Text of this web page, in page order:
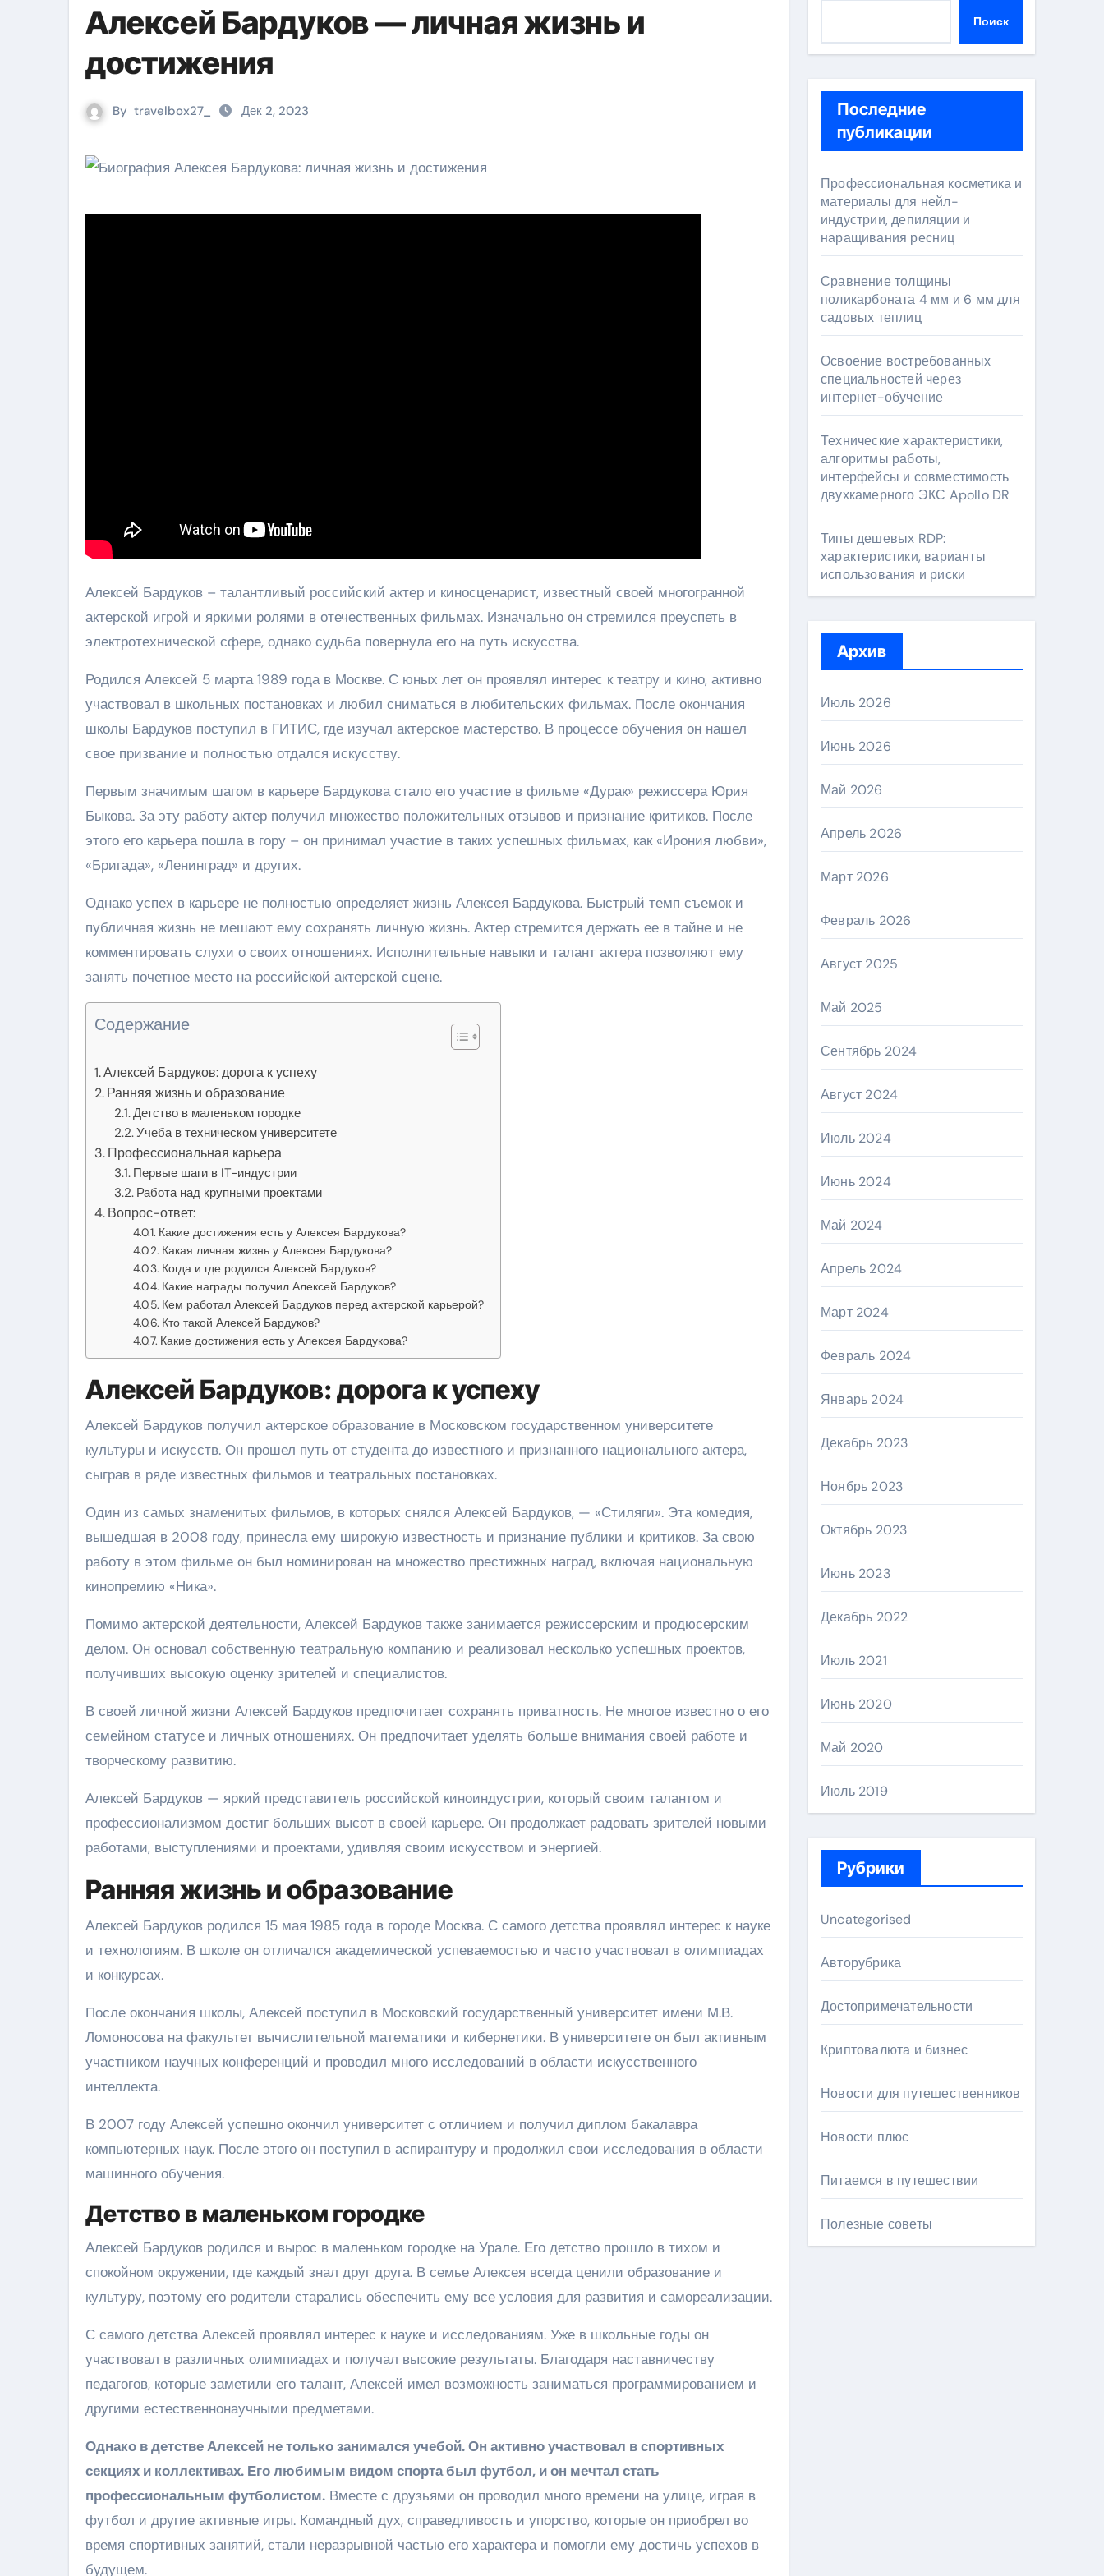
Алексей Бардуков — личная жизнь и
достижения
By travelbox27_ Дек 2, 2023
Алексей Бардуков – талантливый российский актер и киносценарист, известный своей многогранной
актерской игрой и яркими ролями в отечественных фильмах. Изначально он стремился преуспеть в
электротехнической сфере, однако судьба повернула его на путь искусства.
Родился Алексей 5 марта 1989 года в Москве. С юных лет он проявлял интерес к театру и кино, активно
участвовал в школьных постановках и любил сниматься в любительских фильмах. После окончания
школы Бардуков поступил в ГИТИС, где изучал актерское мастерство. В процессе обучения он нашел
свое призвание и полностью отдался искусству.
Первым значимым шагом в карьере Бардукова стало его участие в фильме «Дурак» режиссера Юрия
Быкова. За эту работу актер получил множество положительных отзывов и признание критиков. После
этого его карьера пошла в гору – он принимал участие в таких успешных фильмах, как «Ирония любви»,
«Бригада», «Ленинград» и других.
Однако успех в карьере не полностью определяет жизнь Алексея Бардукова. Быстрый темп съемок и
публичная жизнь не мешают ему сохранять личную жизнь. Актер стремится держать ее в тайне и не
комментировать слухи о своих отношениях. Исполнительные навыки и талант актера позволяют ему
занять почетное место на российской актерской сцене.
Содержание
Алексей Бардуков: дорога к успеху
Ранняя жизнь и образование
Детство в маленьком городке
Учеба в техническом университете
Профессиональная карьера
Первые шаги в IT-индустрии
Работа над крупными проектами
Вопрос-ответ:
Какие достижения есть у Алексея Бардукова?
Какая личная жизнь у Алексея Бардукова?
Когда и где родился Алексей Бардуков?
Какие награды получил Алексей Бардуков?
Кем работал Алексей Бардуков перед актерской карьерой?
Кто такой Алексей Бардуков?
Какие достижения есть у Алексея Бардукова?
Алексей Бардуков: дорога к успеху
Алексей Бардуков получил актерское образование в Московском государственном университете
культуры и искусств. Он прошел путь от студента до известного и признанного национального актера,
сыграв в ряде известных фильмов и театральных постановках.
Один из самых знаменитых фильмов, в которых снялся Алексей Бардуков, — «Стиляги». Эта комедия,
вышедшая в 2008 году, принесла ему широкую известность и признание публики и критиков. За свою
работу в этом фильме он был номинирован на множество престижных наград, включая национальную
кинопремию «Ника».
Помимо актерской деятельности, Алексей Бардуков также занимается режиссерским и продюсерским
делом. Он основал собственную театральную компанию и реализовал несколько успешных проектов,
получивших высокую оценку зрителей и специалистов.
В своей личной жизни Алексей Бардуков предпочитает сохранять приватность. Не многое известно о его
семейном статусе и личных отношениях. Он предпочитает уделять больше внимания своей работе и
творческому развитию.
Алексей Бардуков — яркий представитель российской киноиндустрии, который своим талантом и
профессионализмом достиг больших высот в своей карьере. Он продолжает радовать зрителей новыми
работами, выступлениями и проектами, удивляя своим искусством и энергией.
Ранняя жизнь и образование
Алексей Бардуков родился 15 мая 1985 года в городе Москва. С самого детства проявлял интерес к науке
и технологиям. В школе он отличался академической успеваемостью и часто участвовал в олимпиадах
и конкурсах.
После окончания школы, Алексей поступил в Московский государственный университет имени М.В.
Ломоносова на факультет вычислительной математики и кибернетики. В университете он был активным
участником научных конференций и проводил много исследований в области искусственного
интеллекта.
В 2007 году Алексей успешно окончил университет с отличием и получил диплом бакалавра
компьютерных наук. После этого он поступил в аспирантуру и продолжил свои исследования в области
машинного обучения.
Детство в маленьком городке
Алексей Бардуков родился и вырос в маленьком городке на Урале. Его детство прошло в тихом и
спокойном окружении, где каждый знал друг друга. В семье Алексея всегда ценили образование и
культуру, поэтому его родители старались обеспечить ему все условия для развития и самореализации.
С самого детства Алексей проявлял интерес к науке и исследованиям. Уже в школьные годы он
участвовал в различных олимпиадах и получал высокие результаты. Благодаря наставничеству
педагогов, которые заметили его талант, Алексей имел возможность заниматься программированием и
другими естественнонаучными предметами.
Однако в детстве Алексей не только занимался учебой. Он активно участвовал в спортивных
секциях и коллективах. Его любимым видом спорта был футбол, и он мечтал стать
профессиональным футболистом. Вместе с друзьями он проводил много времени на улице, играя в
футбол и другие активные игры. Командный дух, справедливость и упорство, которые он приобрел во
время спортивных занятий, стали неразрывной частью его характера и помогли ему достичь успехов в
будущем.
Поиск
Последние
публикации
Профессиональная косметика и
материалы для нейл-
индустрии, депиляции и
наращивания ресниц
Сравнение толщины
поликарбоната 4 мм и 6 мм для
садовых теплиц
Освоение востребованных
специальностей через
интернет-обучение
Технические характеристики,
алгоритмы работы,
интерфейсы и совместимость
двухкамерного ЭКС Apollo DR
Типы дешевых RDP:
характеристики, варианты
использования и риски
Архив
Июль 2026
Июнь 2026
Май 2026
Апрель 2026
Март 2026
Февраль 2026
Август 2025
Май 2025
Сентябрь 2024
Август 2024
Июль 2024
Июнь 2024
Май 2024
Апрель 2024
Март 2024
Февраль 2024
Январь 2024
Декабрь 2023
Ноябрь 2023
Октябрь 2023
Июнь 2023
Декабрь 2022
Июль 2021
Июнь 2020
Май 2020
Июль 2019
Рубрики
Uncategorised
Авторубрика
Достопримечательности
Криптовалюта и бизнес
Новости для путешественников
Новости плюс
Питаемся в путешествии
Полезные советы